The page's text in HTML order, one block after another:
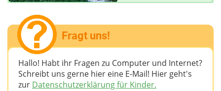
Fragt uns!
Hallo! Habt ihr Fragen zu Computer und Internet?
Schreibt uns gerne hier eine E-Mail! Hier geht's
zur Datenschutzerklärung für Kinder.